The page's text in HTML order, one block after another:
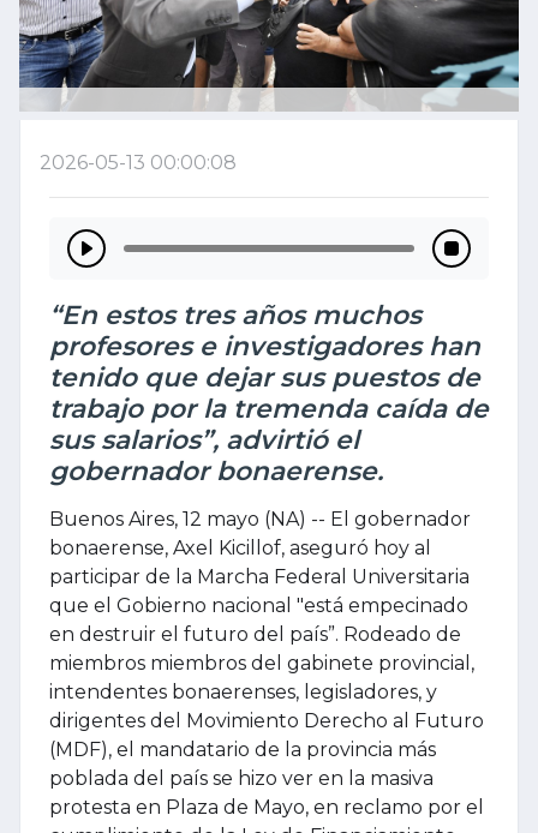
2026-05-13 00:00:08
“En estos tres años muchos
profesores e investigadores han
tenido que dejar sus puestos de
trabajo por la tremenda caída de
sus salarios”, advirtió el
gobernador bonaerense.
Buenos Aires, 12 mayo (NA) -- El gobernador
bonaerense, Axel Kicillof, aseguró hoy al
participar de la Marcha Federal Universitaria
que el Gobierno nacional "está empecinado
en destruir el futuro del país”. Rodeado de
miembros miembros del gabinete provincial,
intendentes bonaerenses, legisladores, y
dirigentes del Movimiento Derecho al Futuro
(MDF), el mandatario de la provincia más
poblada del país se hizo ver en la masiva
protesta en Plaza de Mayo, en reclamo por el